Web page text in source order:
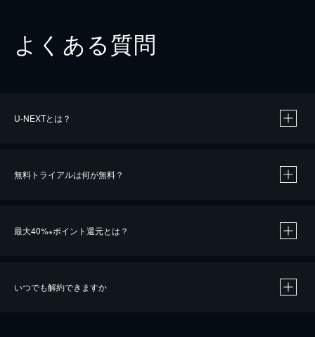
よくある質問
U-NEXTとは？
無料トライアルは何が無料？
最大40%※ポイント還元とは？
いつでも解約できますか